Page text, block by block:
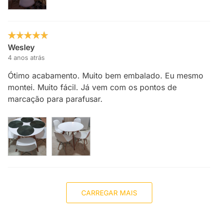
Wesley
4 anos atrás
Ótimo acabamento. Muito bem embalado. Eu mesmo
montei. Muito fácil. Já vem com os pontos de
marcação para parafusar.
CARREGAR MAIS